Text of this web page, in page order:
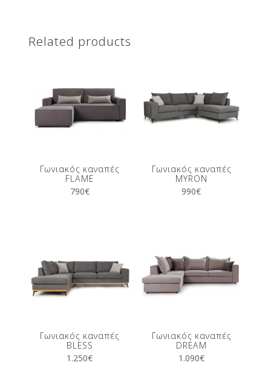
Related products
Γωνιακός καναπές
FLAME
790€
Γωνιακός καναπές
MYRON
990€
Γωνιακός καναπές
BLESS
1.250€
Γωνιακός καναπές
DREAM
1.090€